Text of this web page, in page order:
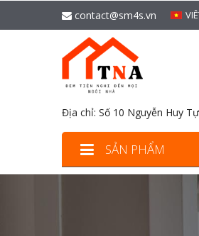
contact@sm4s.vn
Địa chỉ: Số 10 Nguyễn Huy
SẢN PHẨM